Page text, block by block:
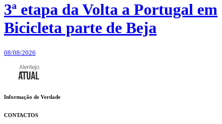
3ª etapa da Volta a Portugal em
Bicicleta parte de Beja
08/08/2026
Informação de Verdade
CONTACTOS